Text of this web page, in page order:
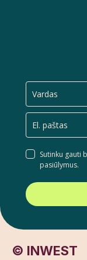
Sutinku gauti
pasiūlymus.
© INWEST